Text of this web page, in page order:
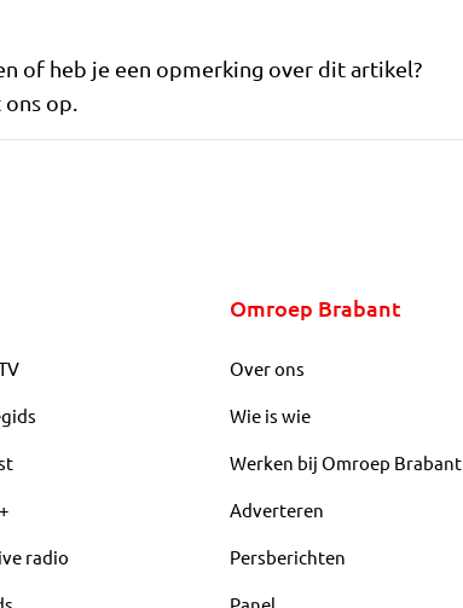
of heb je een opmerking over dit artikel?
op.
radio
Omroep Brabant
Over ons
Wie is wie
Werken bij Omroep Brabant
Adverteren
Persberichten